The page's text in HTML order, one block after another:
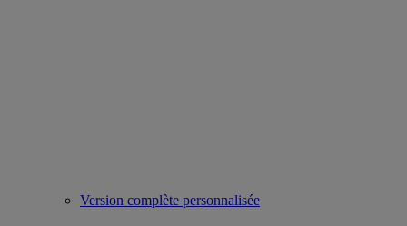
Version complète personnalisée